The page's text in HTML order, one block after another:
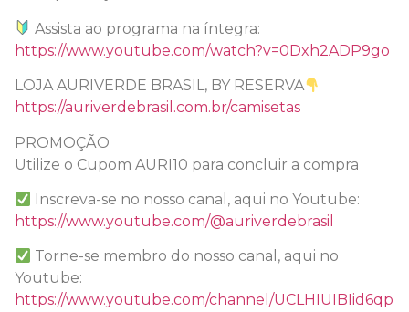
Assista ao programa na íntegra:
https://www.youtube.com/watch?v=0Dxh2ADP9go
LOJA AURIVERDE BRASIL, BY RESERVA
https://auriverdebrasil.com.br/camisetas
PROMOÇÃO
Utilize o Cupom AURI10 para concluir a compra
Inscreva-se no nosso canal, aqui no Youtube:
https://www.youtube.com/@auriverdebrasil
Torne-se membro do nosso canal, aqui no
Youtube:
https://www.youtube.com/channel/UCLHIUIBIid6qp